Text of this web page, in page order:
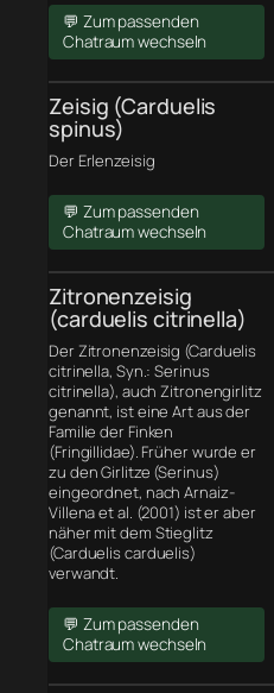
💬 Zum passenden
Chatraum wechseln
Zeisig (Carduelis
spinus)
Der Erlenzeisig
💬 Zum passenden
Chatraum wechseln
Zitronenzeisig
(carduelis citrinella)
Der Zitronenzeisig (Carduelis
citrinella, Syn.: Serinus
citrinella), auch Zitronengirlitz
genannt, ist eine Art aus der
Familie der Finken
(Fringillidae). Früher wurde er
zu den Girlitze (Serinus)
eingeordnet, nach Arnaiz-
Villena et al. (2001) ist er aber
näher mit dem Stieglitz
(Carduelis carduelis)
verwandt.
💬 Zum passenden
Chatraum wechseln